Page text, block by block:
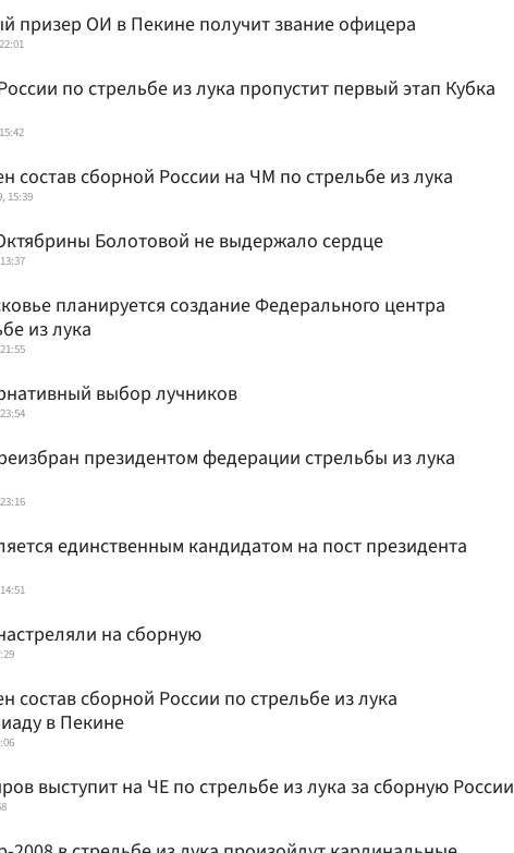
призер ОИ в Пекине получит звание офицера
по стрельбе из лука пропустит первый этап Кубка
состав сборной России на ЧМ по стрельбе из лука
15:39
Болотовой не выдержало сердце
планируется создание Федерального центра
из лука
выбор лучников
президентом федерации стрельбы из лука
единственным кандидатом на пост президента
на сборную
состав сборной России по стрельбе из лука
в Пекине
выступит на ЧЕ по стрельбе из лука за сборную России